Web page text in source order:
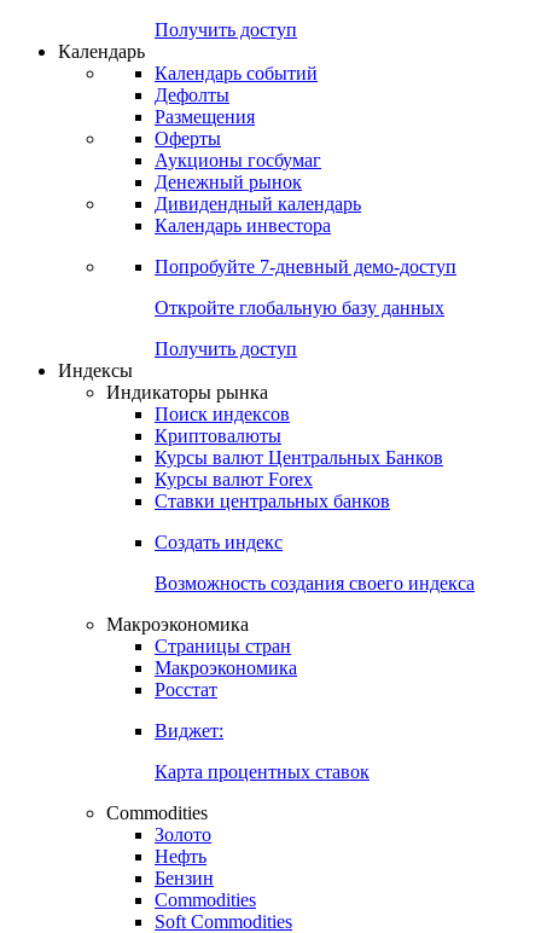
Получить доступ
Календарь
Календарь событий
Дефолты
Размещения
Оферты
Аукционы госбумаг
Денежный рынок
Дивидендный календарь
Календарь инвестора
Попробуйте 7-дневный демо-доступ
Откройте глобальную базу данных
Получить доступ
Индексы
Индикаторы рынка
Поиск индексов
Криптовалюты
Курсы валют Центральных Банков
Курсы валют Forex
Ставки центральных банков
Создать индекс
Возможность создания своего индекса
Макроэкономика
Страницы стран
Макроэкономика
Росстат
Виджет:
Карта процентных ставок
Commodities
Золото
Нефть
Бензин
Commodities
Soft Commodities